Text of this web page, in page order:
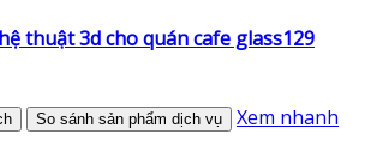
thuật 3d cho quán cafe glass129
So sánh sản phẩm dịch vụ Xem nhanh